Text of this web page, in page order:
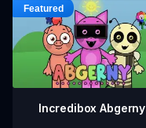
Incredibox Abgerny